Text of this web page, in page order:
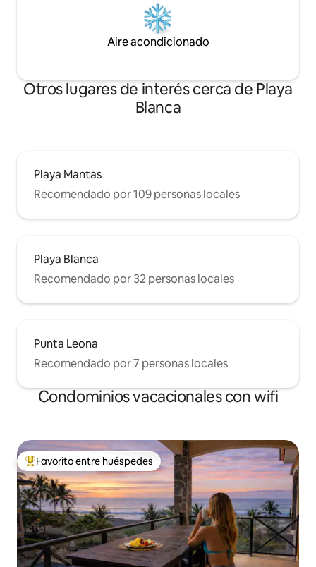
Aire acondicionado
Otros lugares de interés cerca de Playa
Blanca
Playa Mantas
Recomendado por 109 personas locales
Playa Blanca
Recomendado por 32 personas locales
Punta Leona
Recomendado por 7 personas locales
Condominios vacacionales con wifi
Favorito entre huéspedes preferido
Favorito entre huéspedes